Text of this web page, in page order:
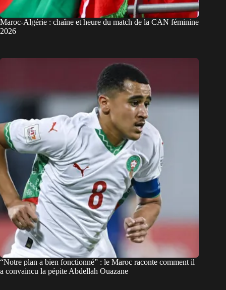
Maroc-Algérie : chaîne et heure du match de la CAN féminine
2026
“Notre plan a bien fonctionné” : le Maroc raconte comment il
a convaincu la pépite Abdellah Ouazane